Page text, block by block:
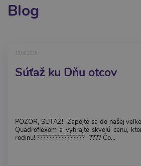
Blog
Súťaž ku Dňu otcov
POZOR, SÚŤAŽ! Zapojte sa do našej
Quadroflexom a vyhrajte skvelú cenu,
rodinu! ????‍????‍????‍???? ???? Čo...